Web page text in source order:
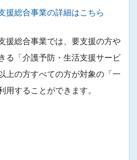
援総合事業の詳細はこちら
援総合事業では、要支援の方や
る「介護予防・生活支援サービ
上の方すべての方が対象の「一
用することができます。